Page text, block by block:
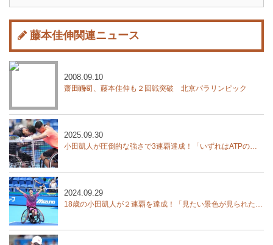
藤本佳伸関連ニュース
齋田悟司、藤本佳伸も２回戦突破 北京パラリンピック
2008.09.10
小田凱人が圧倒的な強さで3連覇達成！「いずれはATPの選手に勝ちたい」【木下グループジャパンオープン】
2025.09.30
18歳の小田凱人が２連覇を達成！「見たい景色が見られた」【木下グループジャパンオープン】
2024.09.29